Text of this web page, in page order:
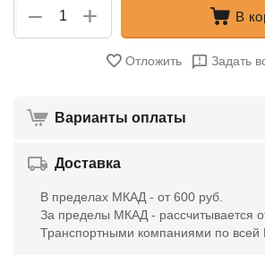
+
− В
Отложить Задать
Варианты оплаты
Доставка
В пределах МКАД - от 600 руб.
За пределы МКАД - рассчитывается
Транспортными компаниями по всей